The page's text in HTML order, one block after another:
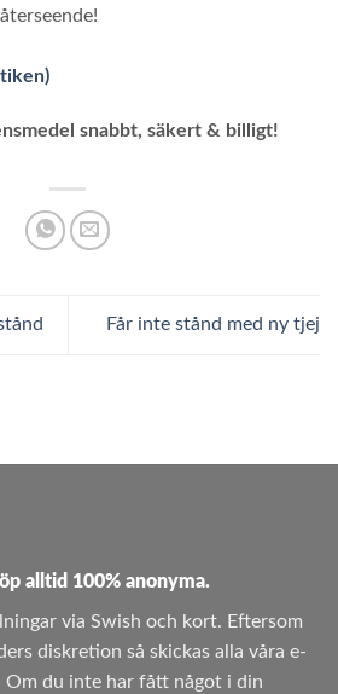
snabbt, säkert & billigt!
Får inte stånd med ny tjej
alltid 100% anonyma.
via Swish och kort. Eftersom
diskretion så skickas alla våra e-
Om du inte har fått något i din